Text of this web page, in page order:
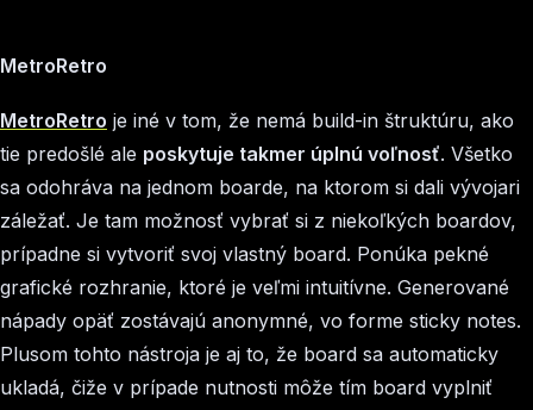
MetroRetro
MetroRetro je iné v tom, že nemá build-in štruktúru, ako
tie predošlé ale poskytuje takmer úplnú voľnosť. Všetko
sa odohráva na jednom boarde, na ktorom si dali vývojari
záležať. Je tam možnosť vybrať si z niekoľkých boardov,
prípadne si vytvoriť svoj vlastný board. Ponúka pekné
grafické rozhranie, ktoré je veľmi intuitívne. Generované
nápady opäť zostávajú anonymné, vo forme sticky notes.
Plusom tohto nástroja je aj to, že board sa automaticky
ukladá, čiže v prípade nutnosti môže tím board vyplniť